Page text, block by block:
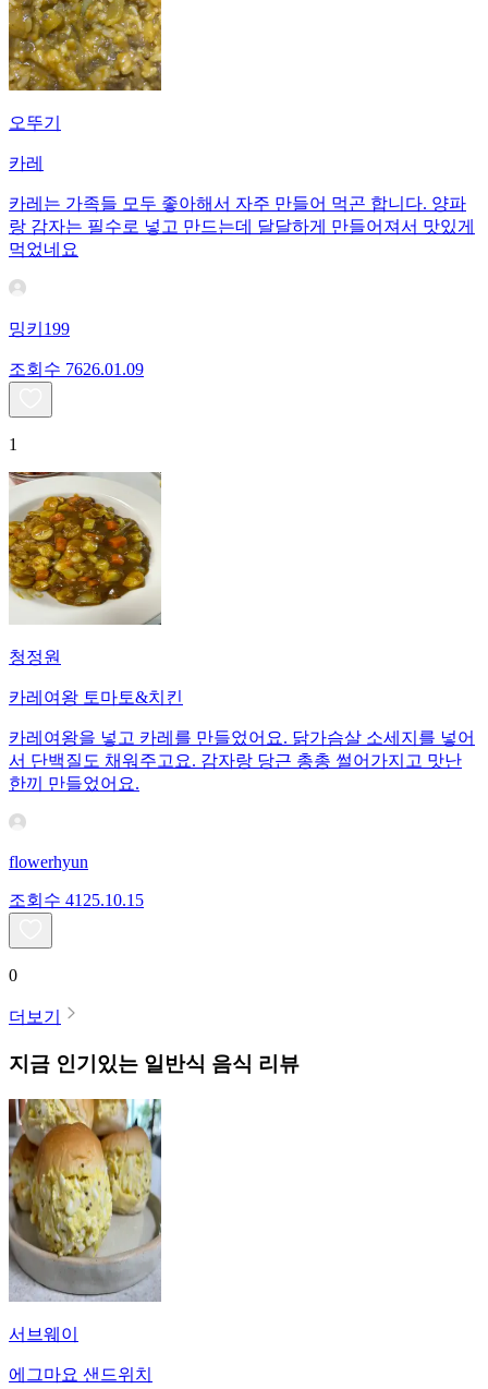
오뚜기
카레
카레는 가족들 모두 좋아해서 자주 만들어 먹곤 합니다. 양파
랑 감자는 필수로 넣고 만드는데 달달하게 만들어져서 맛있게
먹었네요
밍키199
조회수 7626.01.09
1
청정원
카레여왕 토마토&치킨
카레여왕을 넣고 카레를 만들었어요. 닭가슴살 소세지를 넣어
서 단백질도 채워주고요. 감자랑 당근 총총 썰어가지고 맛난
한끼 만들었어요.
flowerhyun
조회수 41 25.10.15
0
더보기
지금 인기있는 일반식 음식 리뷰
서브웨이
에그마요 샌드위치